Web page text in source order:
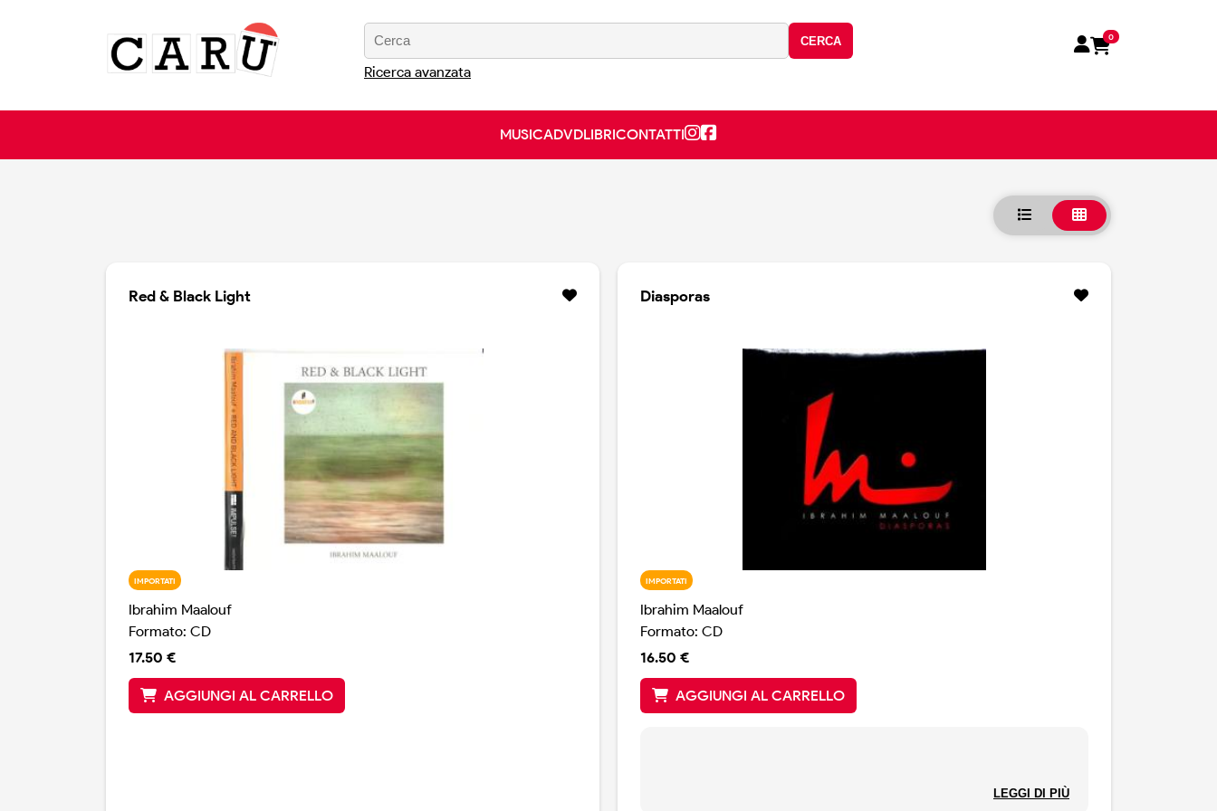
CERCA
Ricerca avanzata
0
MUSICADVDLIBRICONTATTI
Red & Black Light
IMPORTATI
Ibrahim Maalouf
Formato: CD
17.50 €
AGGIUNGI AL CARRELLO
Diasporas
IMPORTATI
Ibrahim Maalouf
Formato: CD
16.50 €
AGGIUNGI AL CARRELLO
LEGGI DI PIÙ